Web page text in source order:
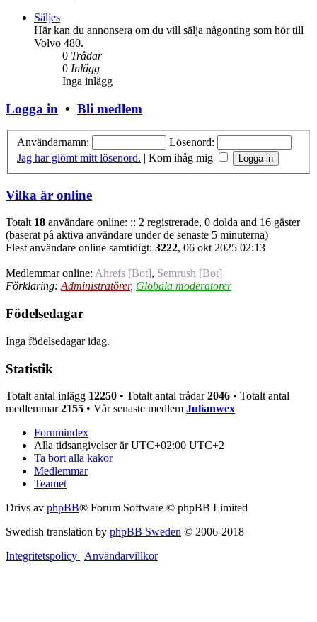
Säljes
Här kan du annonsera om du vill sälja någonting som hör till
Volvo 480.
0 Trådar
0 Inlägg
Inga inlägg
Logga in • Bli medlem
Användarnamn:
Lösenord:
Jag har glömt mitt lösenord. | Kom ihåg mig
Vilka är online
Totalt 18 användare online: :: 2 registrerade, 0 dolda and 16 gäster
(baserat på aktiva användare under de senaste 5 minuterna)
Flest användare online samtidigt: 3222, 06 okt 2025 02:13
Medlemmar online: Ahrefs [Bot], Semrush [Bot]
Förklaring: Administratörer, Globala moderatorer
Födelsedagar
Inga födelsedagar idag.
Statistik
Totalt antal inlägg 12250 • Totalt antal trådar2046 • Totalt antal
medlemmar2155 • Vår senaste medlem Julianwex
Forumindex
Alla tidsangivelser är UTC+02:00 UTC+2
Ta bort alla kakor
Medlemmar
Teamet
Drivs av phpBB® Forum Software © phpBB Limited
Swedish translation by phpBB Sweden © 2006-2018
Integritetspolicy | Användarvillkor